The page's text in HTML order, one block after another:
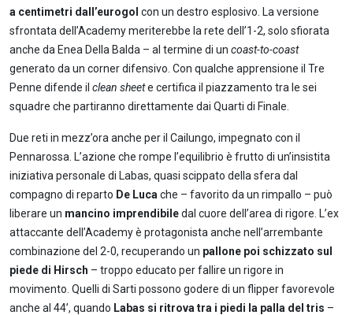
a centimetri dall’eurogol con un destro esplosivo. La versione
sfrontata dell’Academy meriterebbe la rete dell’1-2, solo sfiorata
anche da Enea Della Balda – al termine di un coast-to-coast
generato da un corner difensivo. Con qualche apprensione il Tre
Penne difende il clean sheete certifica il piazzamento tra le sei
squadre che partiranno direttamente dai Quarti di Finale.
Due reti in mezz’ora anche per il Cailungo, impegnato con il
Pennarossa. L’azione che rompe l’equilibrio è frutto di un’insistita
iniziativa personale di Labas, quasi scippato della sfera dal
compagno di reparto De Luca che – favorito da un rimpallo – può
liberare un mancino imprendibiledal cuore dell’area di rigore. L’ex
attaccante dell’Academy è protagonista anche nell’arrembante
combinazione del 2-0, recuperando un pallone poi schizzato sul
piede di Hirsch – troppo educato per fallire un rigore in
movimento. Quelli di Sarti possono godere di un flipper favorevole
anche al 44’, quando Labas si ritrova tra i piedi la palla del tris –